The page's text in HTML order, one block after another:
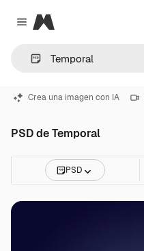
Close menu
Magnific
Crea una imagen con IA
PSD de Temporal
PSD